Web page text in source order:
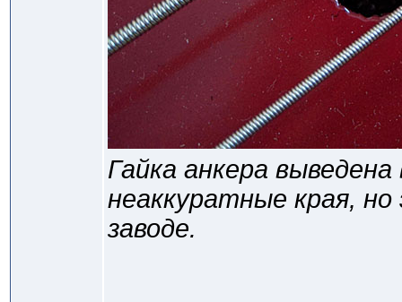
Гайка анкера
неаккуратные края,
заводе.